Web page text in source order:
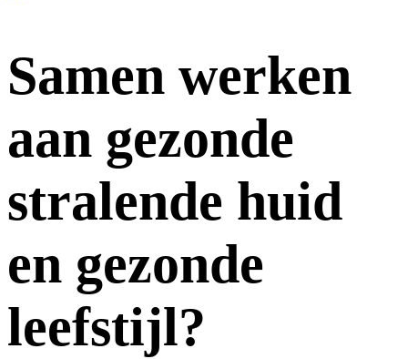
Samen werken
aan gezonde
stralende huid
en gezonde
leefstijl?